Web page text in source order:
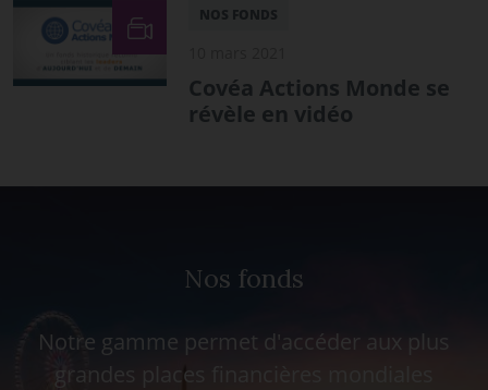
NOS FONDS
Covéa Actions Monde se
révèle en vidéo
Nos fonds
Notre gamme permet d'accéder aux plus
grandes places financières mondiales